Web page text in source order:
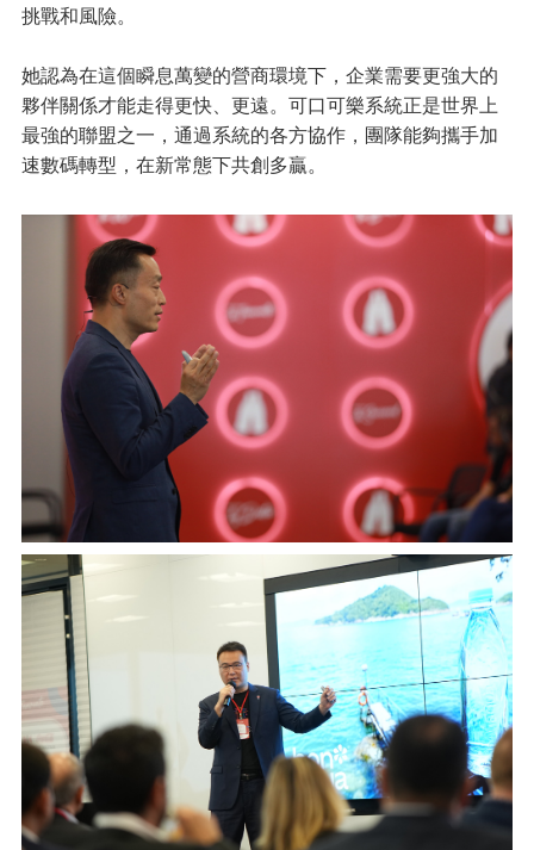
挑戰和風險。
她認為在這個瞬息萬變的營商環境下，企業需要更強大的
夥伴關係才能走得更快、更遠。可口可樂系統正是世界上
最強的聯盟之一，通過系統的各方協作，團隊能夠攜手加
速數碼轉型，在新常態下共創多贏。